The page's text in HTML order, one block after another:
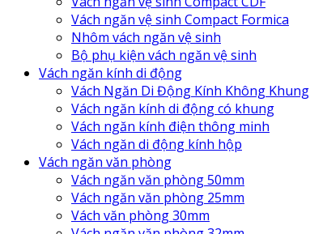
Vách ngăn vệ sinh Compact Formica
Nhôm vách ngăn vệ sinh
Bộ phụ kiện vách ngăn vệ sinh
Vách ngăn kính di động
Vách Ngăn Di Động Kính Không Khung
Vách ngăn kính di động có khung
Vách ngăn kính điện thông minh
Vách ngăn di động kính hộp
Vách ngăn văn phòng
Vách ngăn văn phòng 50mm
Vách ngăn văn phòng 25mm
Vách văn phòng 30mm